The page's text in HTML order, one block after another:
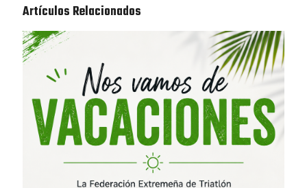
Artículos Relacionados